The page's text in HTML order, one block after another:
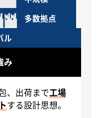
多数拠点
ル
み
、出荷まで工場
する設計思想。